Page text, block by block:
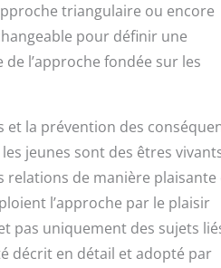
triangulaire ou encore
pour définir une
l’approche fondée sur les
et la prévention des
jeunes sont des êtres
relations de manière plaisante
l’approche par le plaisir
pas uniquement des sujets
décrit en détail et adopté par